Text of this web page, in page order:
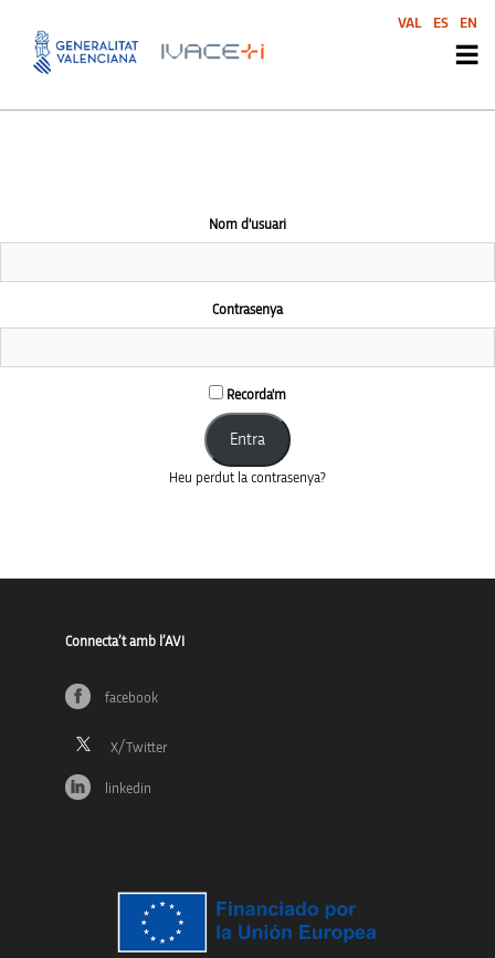
Nom d'usuari
Contrasenya
Recorda'm
Heu perdut la contrasenya?
Connecta’t amb l’AVI
facebook
linkedin
VAL ES EN